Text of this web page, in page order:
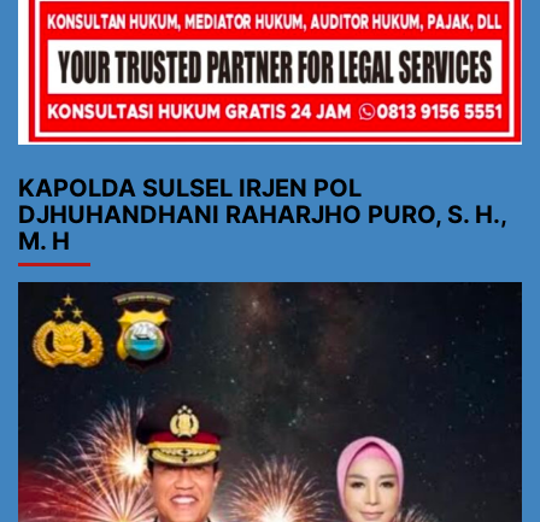
KAPOLDA SULSEL IRJEN POL
DJHUHANDHANI RAHARJHO PURO, S. H.,
M. H